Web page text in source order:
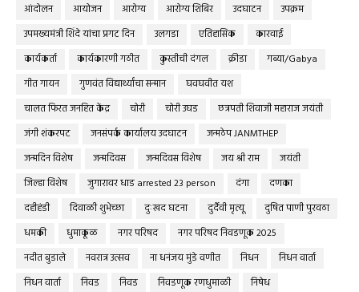
आंदोलन
आयोजन आरोग्य आरोग्य शिबिर उदघाटन
उपक्रम
उपमख्यमंत्री शिंदे यांचा प्रगट दिन
उलगडा एतिहासिक
कारवाई
कार्यकर्ता
कार्यकारणी गठीत कुस्तीची दंगल क्रीडा
गब्या/Gabya
गीत गायन
गुणवंत विद्यार्थ्यांचा सन्मान
घवघवीत यश
चालत फिरत जनहित केंद्र
चोरी चोरी उघड
छत्रपती शिवाजी महाराज जयंती
जंगी शंकरपट
जनसंपर्क कार्यालय उदघाटन
जन्मठेप JANMTHEP
जन्मदिन विशेष
जन्मदिवस जन्मदिवस विशेष जय श्री राम
जयंती
जिल्हा विशेष
जुगारावर धाड arrested 23 person दंगा
दणका
दहीहंडी
दिवाळी शुभेच्छा दुःखद घटना दुर्दैवी मृत्यू
दुषित पाणी पुरवठा
धमकी
धुमाकूळ नगर परिषद
नगर परिषद निवडणूक 2025
नदीत बुडाले
नवरात्र उत्सव ना धनंजय मुंडे वणीत निधन
निधन वार्ता
निधन वार्ता
निवड निवड निवडणूक रणधुमाळी
निषेध